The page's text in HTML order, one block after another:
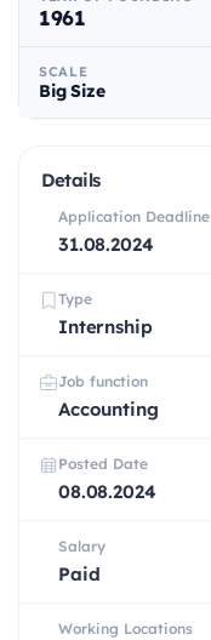
1961
SCALE
Big Size
Details
Application Deadline
31.08.2024
Type
Internship
Job function
Accounting
Posted Date
08.08.2024
Salary
Paid
Working Locations